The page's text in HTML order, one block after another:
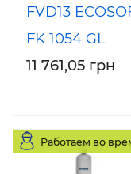
FVD13
FK 1054 GL
11 761,05 грн
Работаем во